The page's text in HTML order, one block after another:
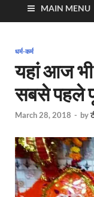
MAIN MENU
धर्म-कर्म
यहां आज भी
सबसे पहले
March 28, 2018 - by